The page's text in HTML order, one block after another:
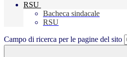
RSU
Bacheca sindacale
RSU
Campo di ricerca per le pagine del sito